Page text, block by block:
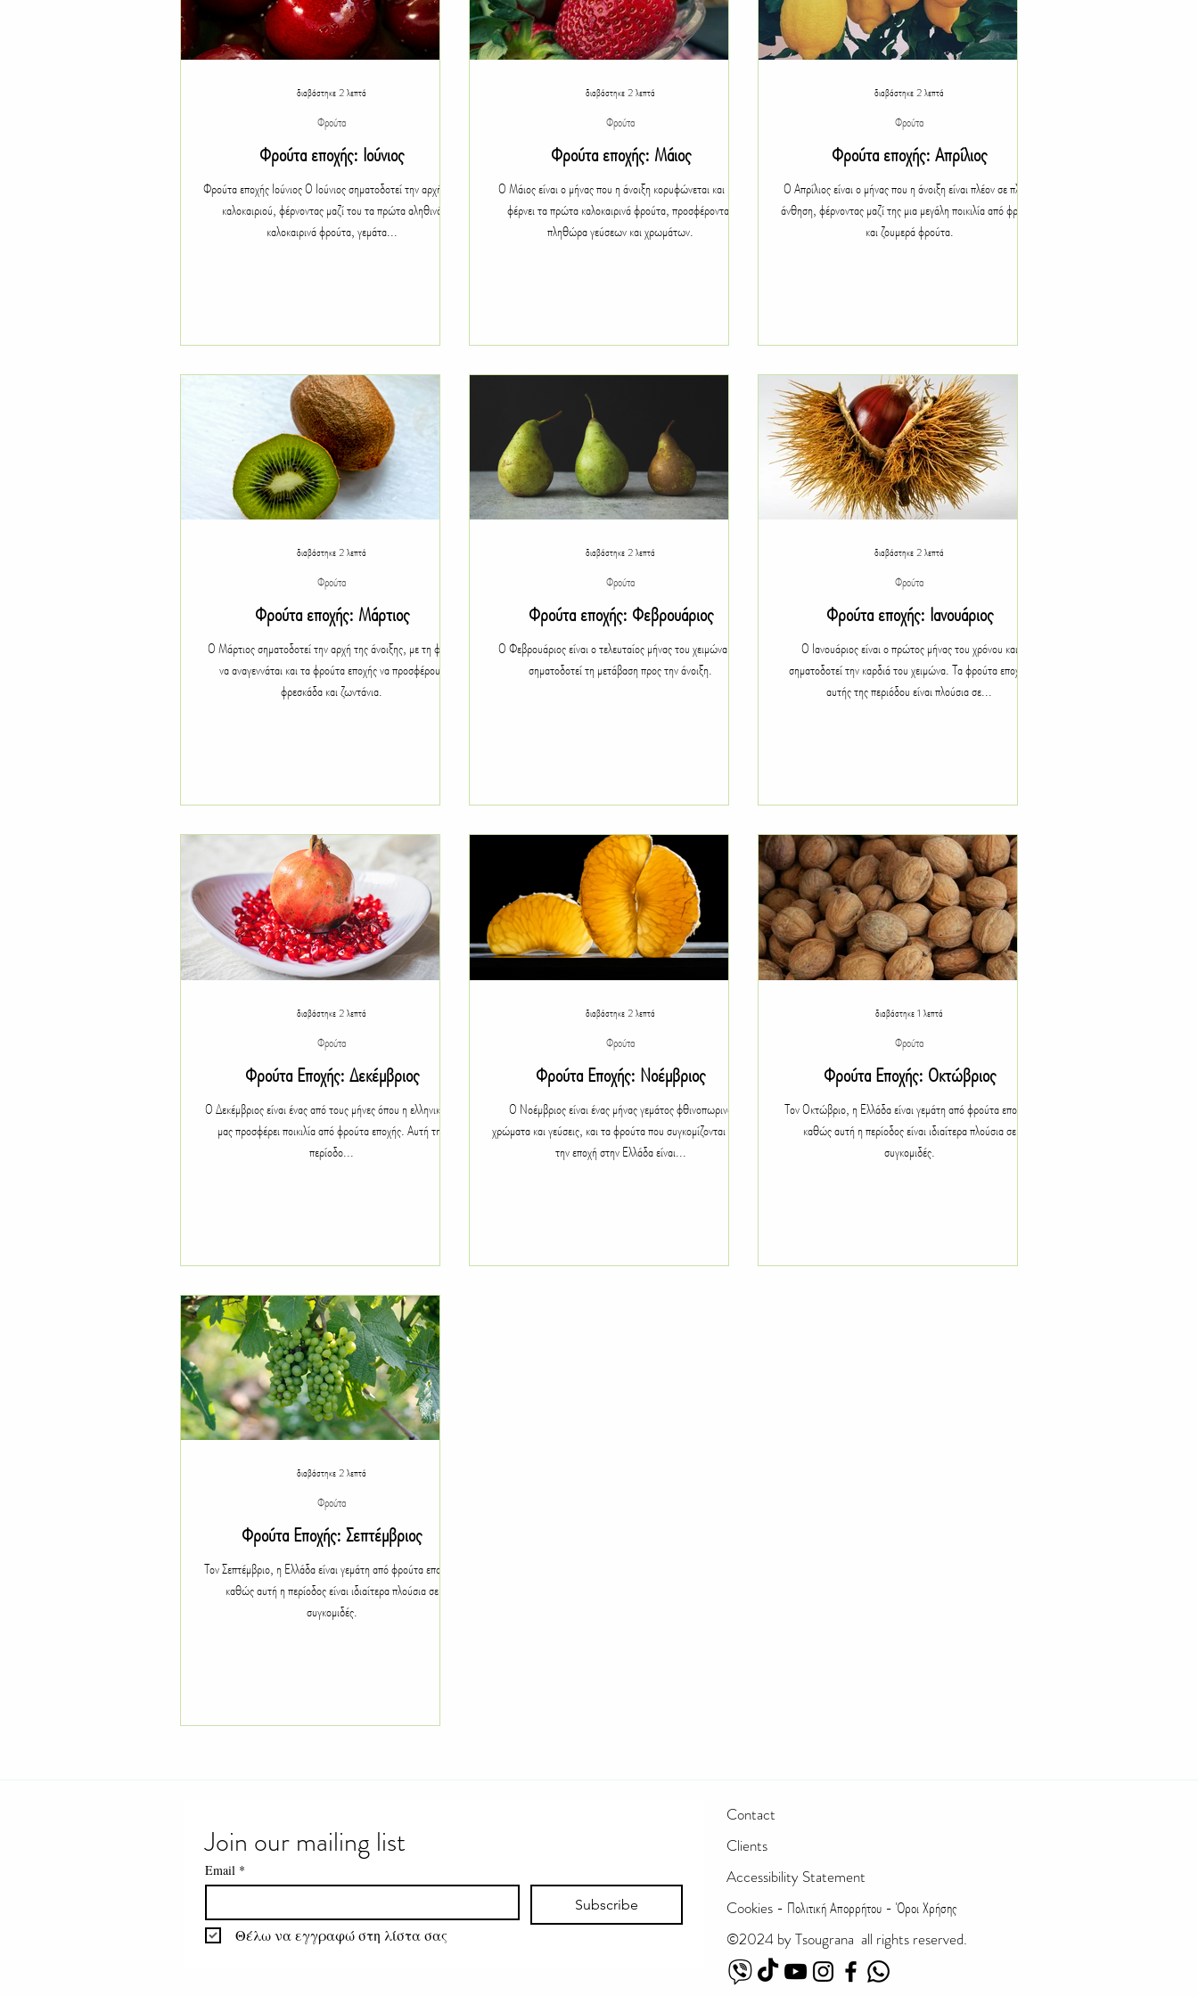
Φρούτα εποχής: Ιούνιος
Φρούτα εποχής Ιούνιος Ο Ιούνιος σηματοδοτεί την αρχή του
καλοκαιριού, φέρνοντας μαζί του τα πρώτα αληθινά
καλοκαιρινά φρούτα, γεμάτα...
Φρούτα
διαβάστηκε 2 λεπτά
Φρούτα εποχής: Μάιος
Ο Μάιος είναι ο μήνας που η άνοιξη κορυφώνεται και μας
φέρνει τα πρώτα καλοκαιρινά φρούτα, προσφέροντας
πληθώρα γεύσεων και χρωμάτων.
Φρούτα
διαβάστηκε 2 λεπτά
Φρούτα εποχής: Απρίλιος
Ο Απρίλιος είναι ο μήνας που η άνοιξη είναι πλέον σε πλήρη
άνθηση, φέρνοντας μαζί της μια μεγάλη ποικιλία από φρέσκα
και ζουμερά φρούτα.
Φρούτα
διαβάστηκε 2 λεπτά
Φρούτα εποχής: Μάρτιος
Ο Μάρτιος σηματοδοτεί την αρχή της άνοιξης, με τη φύση
να αναγεννάται και τα φρούτα εποχής να προσφέρουν
φρεσκάδα και ζωντάνια.
Φρούτα
διαβάστηκε 2 λεπτά
Φρούτα εποχής: Φεβρουάριος
Ο Φεβρουάριος είναι ο τελευταίος μήνας του χειμώνα και
σηματοδοτεί τη μετάβαση προς την άνοιξη.
Φρούτα
διαβάστηκε 2 λεπτά
Φρούτα εποχής: Ιανουάριος
Ο Ιανουάριος είναι ο πρώτος μήνας του χρόνου και
σηματοδοτεί την καρδιά του χειμώνα. Τα φρούτα εποχής
αυτής της περιόδου είναι πλούσια σε...
Φρούτα
διαβάστηκε 2 λεπτά
Φρούτα Εποχής: Δεκέμβριος
Ο Δεκέμβριος είναι ένας από τους μήνες όπου η ελληνική γη
μας προσφέρει ποικιλία από φρούτα εποχής. Αυτή την
περίοδο...
Φρούτα
διαβάστηκε 2 λεπτά
Φρούτα Εποχής: Νοέμβριος
Ο Νοέμβριος είναι ένας μήνας γεμάτος φθινοπωρινά
χρώματα και γεύσεις, και τα φρούτα που συγκομίζονται αυτή
την εποχή στην Ελλάδα είναι...
Φρούτα
διαβάστηκε 2 λεπτά
Φρούτα Εποχής: Οκτώβριος
Τον Οκτώβριο, η Ελλάδα είναι γεμάτη από φρούτα εποχής,
καθώς αυτή η περίοδος είναι ιδιαίτερα πλούσια σε
συγκομιδές.
Φρούτα
διαβάστηκε 1 λεπτά
Φρούτα Εποχής: Σεπτέμβριος
Τον Σεπτέμβριο, η Ελλάδα είναι γεμάτη από φρούτα εποχής,
καθώς αυτή η περίοδος είναι ιδιαίτερα πλούσια σε
συγκομιδές.
Φρούτα
διαβάστηκε 2 λεπτά
Join our mailing list
Email *
Subscribe
Contact
Clients
Accessibility Statement
Cookies - Πολιτική Απορρήτου - Όροι Χρήσης
©2024 by Tsougrana all rights reserved.